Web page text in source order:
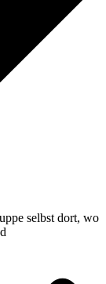
selbst dort, wo